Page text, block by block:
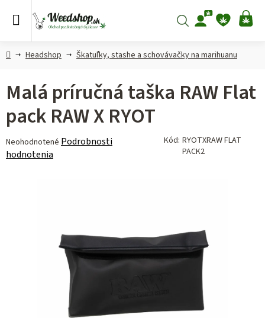
Hľadať
DomovHeadshop Škatuľky, stashe a schovávačky na marihuanu
Malá príručná taška RAW Flat
pack RAW X RYOT
Priemerné
hodnotenie
Neohodnotené Podrobnosti
hodnotenia
Kód: RYOTXRAW FLAT
PACK2